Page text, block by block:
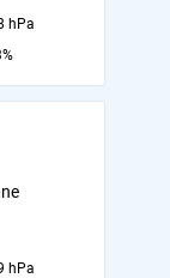
hPa
hPa